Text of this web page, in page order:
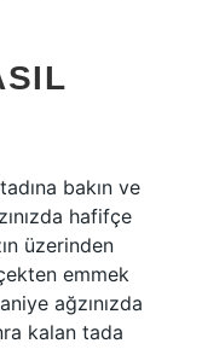
bakın ve
hafifçe
üzerinden
emmek
ağzınızda
kalan tada